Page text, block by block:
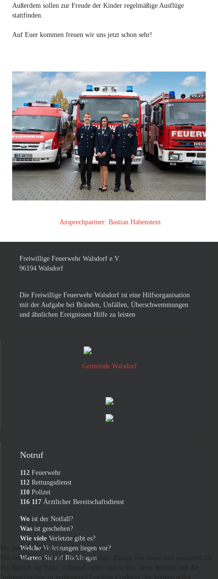
Außerdem sollen zur Freude der Kinder regelmäßige Ausflüge
stattfinden.
Auf Euer kommen freuen wir uns jetzt schon sehr!
Ansprechpartner: Bastian Habenstein
Freiwillige Feuerwehr Walsdorf e.V.
96194 Walsdorf
Die Freiwillige Feuerwehr Walsdorf ist eine Hilfsorganisation
mit der Aufgabe bei Bränden, Unfällen, Überschwemmungen
und ähnlichen Ereignissen Hilfe zu leisten
Gemeinde Walsdorf
Notruf
112 Feuerwehr
112 Rettungsdienst
110 Polizei
116 117 Ärztlicher Bereitschaftsdienst
Wo ist der Notfall?
Was ist geschehen?
Wie viele Verletzte gibt es?
Welche Verletzungen liegen vor?
Warten Sie auf Rückfragen!
Wir benutzen Cookies
Wir nutzen Cookies auf unserer Website. Einige von ihnen sind essenziell für